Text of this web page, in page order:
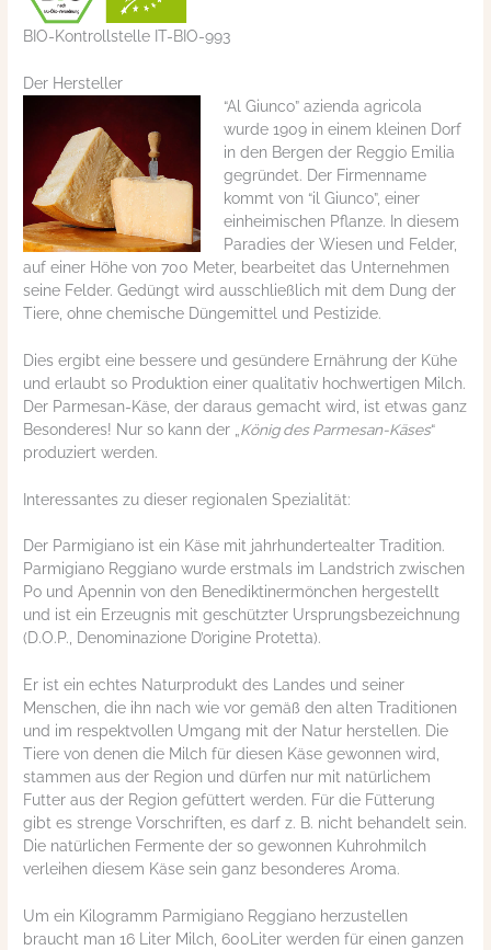
BIO-Kontrollstelle IT-BIO-993
Der Hersteller
“Al Giunco” azienda agricola
wurde 1909 in einem kleinen Dorf
in den Bergen der Reggio Emilia
gegründet. Der Firmenname
kommt von “il Giunco”, einer
einheimischen Pflanze. In diesem
Paradies der Wiesen und Felder,
auf einer Höhe von 700 Meter, bearbeitet das Unternehmen
seine Felder. Gedüngt wird ausschließlich mit dem Dung der
Tiere, ohne chemische Düngemittel und Pestizide.
Dies ergibt eine bessere und gesündere Ernährung der Kühe
und erlaubt so Produktion einer qualitativ hochwertigen Milch.
Der Parmesan-Käse, der daraus gemacht wird, ist etwas ganz
Besonderes! Nur so kann der „ König des Parmesan-Käses“
produziert werden.
Interessantes zu dieser regionalen Spezialität:
Der Parmigiano ist ein Käse mit jahrhundertealter Tradition.
Parmigiano Reggiano wurde erstmals im Landstrich zwischen
Po und Apennin von den Benediktinermönchen hergestellt
und ist ein Erzeugnis mit geschützter Ursprungsbezeichnung
(D.O.P., Denominazione D’origine Protetta).
Er ist ein echtes Naturprodukt des Landes und seiner
Menschen, die ihn nach wie vor gemäß den alten Traditionen
und im respektvollen Umgang mit der Natur herstellen. Die
Tiere von denen die Milch für diesen Käse gewonnen wird,
stammen aus der Region und dürfen nur mit natürlichem
Futter aus der Region gefüttert werden. Für die Fütterung
gibt es strenge Vorschriften, es darf z. B. nicht behandelt sein.
Die natürlichen Fermente der so gewonnen Kuhrohmilch
verleihen diesem Käse sein ganz besonderes Aroma.
Um ein Kilogramm Parmigiano Reggiano herzustellen
braucht man 16 Liter Milch, 600Liter werden für einen ganzen